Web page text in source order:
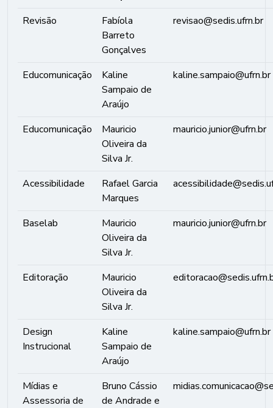
Revisão
Fabíola
Barreto
Gonçalves
revisao@sedis.ufrn.br
Educomunicação
Kaline
Sampaio de
Araújo
kaline.sampaio@ufrn.br
Educomunicação
Mauricio
Oliveira da
Silva Jr.
mauricio.junior@ufrn.br
Acessibilidade
Rafael Garcia
Marques
Baselab
Mauricio
Oliveira da
Silva Jr.
mauricio.junior@ufrn.br
Editoração
Mauricio
Oliveira da
Silva Jr.
Design
Instrucional
Kaline
Sampaio de
Araújo
kaline.sampaio@ufrn.br
Mídias e
Assessoria de
Bruno Cássio
de Andrade e